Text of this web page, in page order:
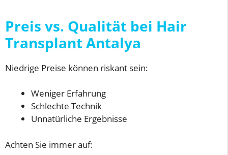
Preis vs. Qualität bei Hair
Transplant Antalya
Niedrige Preise können riskant sein:
Weniger Erfahrung
Schlechte Technik
Unnatürliche Ergebnisse
Achten Sie immer auf: